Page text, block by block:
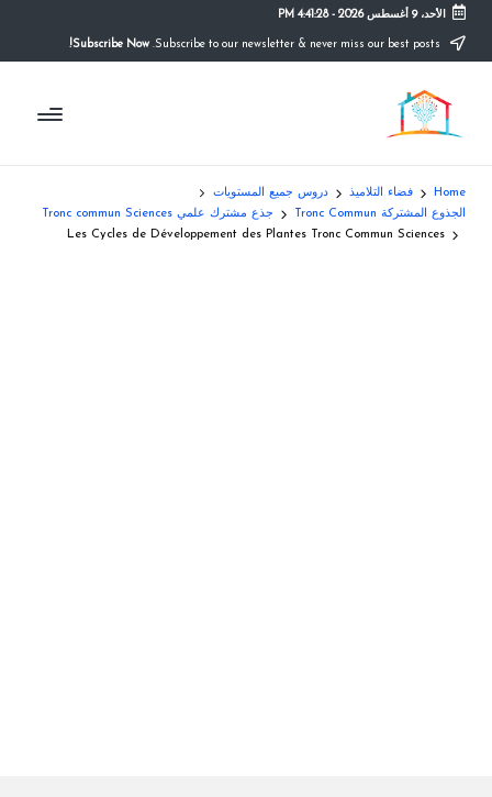
content
الأحد، 9 أغسطس 2026 -
4:41:28 PM
Subscribe Now!
م
و
ق
ع
التعليم
الصريح
Home فضاء التلاميذ
دروس جميع المستويات
الجذوع المشتركة Tronc Commun
جذع مشترك علمي Tronc commun Sciences
Les Cycles de Développement des Plantes Tronc Commun Sciences